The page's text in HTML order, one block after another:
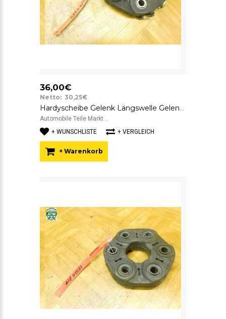
36,00€
Netto: 30,25€
Hardyscheibe Gelenk Längswelle Gelenkscheibe BMW 1 5 6 7 SGF 7546426 GAB01-026
Automobile Teile Markt ..
+ WUNSCHLISTE
+ VERGLEICH
+ Warenkorb